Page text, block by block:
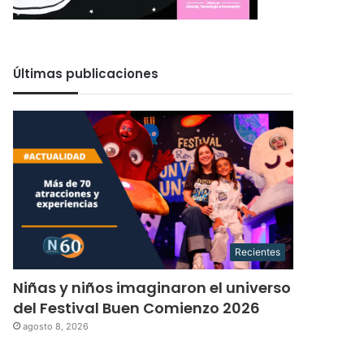
Últimas publicaciones
Recientes
Niñas y niños imaginaron el universo
del Festival Buen Comienzo 2026
agosto 8, 2026